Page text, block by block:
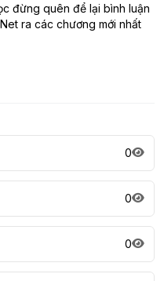
đừng quên để lại bình luận
ra các chương mới nhất
0
0
0